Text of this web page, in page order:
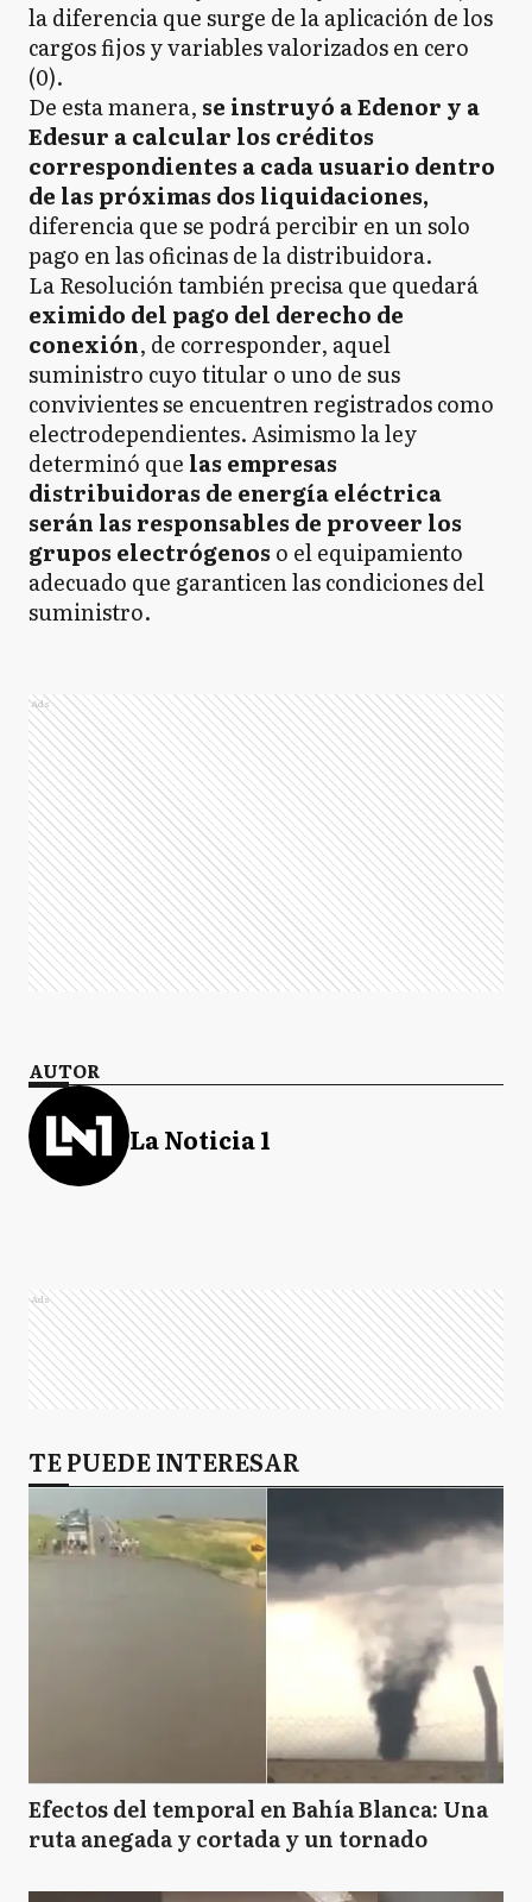
la diferencia que surge de la aplicación de los
cargos fijos y variables valorizados en cero
(0).
De esta manera, se instruyó a Edenor y a
Edesur a calcular los créditos
correspondientes a cada usuario dentro
de las próximas dos liquidaciones,
diferencia que se podrá percibir en un solo
pago en las oficinas de la distribuidora.
La Resolución también precisa que quedará
eximido del pago del derecho de
conexión, de corresponder, aquel
suministro cuyo titular o uno de sus
convivientes se encuentren registrados como
electrodependientes. Asimismo la ley
determinó que las empresas
distribuidoras de energía eléctrica
serán las responsables de proveer los
grupos electrógenos o el equipamiento
adecuado que garanticen las condiciones del
suministro.
Ads
AUTOR
La Noticia 1
Ads
TE PUEDE INTERESAR
Efectos del temporal en Bahía Blanca: Una
ruta anegada y cortada y un tornado